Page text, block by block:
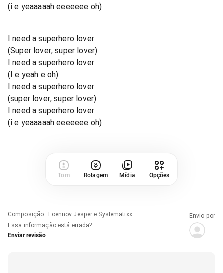
(i e yeaaaaah eeeeeee oh)
I need a superhero lover
(Super lover, super lover)
I need a superhero lover
(I e yeah e oh)
I need a superhero lover
(super lover, super lover)
I need a superhero lover
(i e yeaaaaah eeeeeee oh)
Tom Rolagem Mídia Opções
Composição: Toennov Jesper e Systematixx
Essa informação está errada?
Enviar revisão
Envio por